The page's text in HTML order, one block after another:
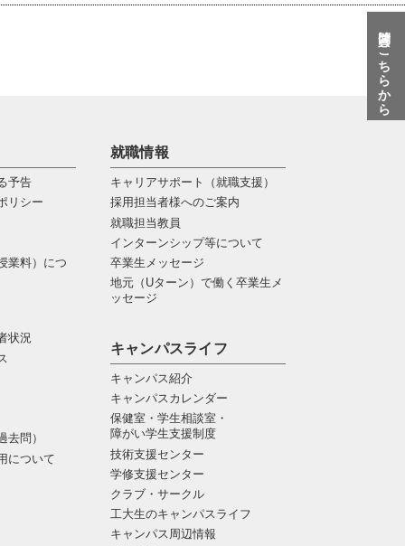
予告
リシー
業料）につ
状況
去問）
について
就職情報
キャリアサポート（就職支援）
採用担当者様へのご案内
就職担当教員
インターンシップ等について
卒業生メッセージ
地元（Uターン）で働く卒業生メ
ッセージ
キャンパスライフ
キャンパス紹介
キャンパスカレンダー
保健室・学生相談室・
障がい学生支援制度
技術支援センター
学修支援センター
クラブ・サークル
工大生のキャンパスライフ
キャンパス周辺情報
質問はこちらから